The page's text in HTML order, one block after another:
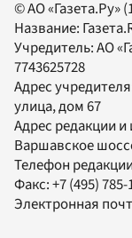
© АО «Газета.Ру»
Название:
Учредитель:АО
7743625728
Адрес
улица, дом 67
Адрес редакции и
Варшавское
Телефон
Факс:+7 (495)
Электронная